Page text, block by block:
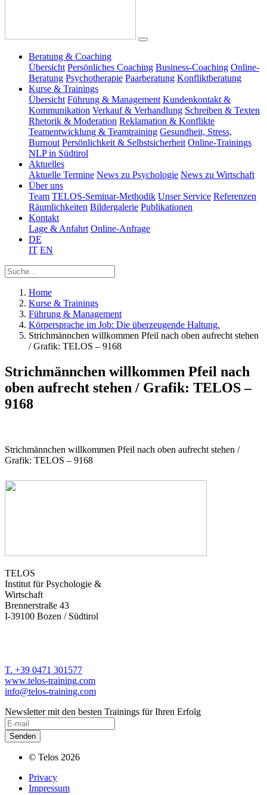
Beratung & Coaching
Übersicht Persönliches Coaching Business-Coaching Online-
Beratung Psychotherapie Paarberatung Konfliktberatung
Kurse & Trainings
Übersicht Führung & Management Kundenkontakt &
Kommunikation Verkauf & Verhandlung Schreiben & Texten
Rhetorik & Moderation Reklamation & Konflikte
Teamentwicklung & Teamtraining Gesundheit, Stress,
Burnout Persönlichkeit & Selbstsicherheit Online-Trainings
NLP in Südtirol
Aktuelles
Aktuelle Termine News zu Psychologie News zu Wirtschaft
Über uns
Team TELOS-Seminar-Methodik Unser Service Referenzen
Räumlichkeiten Bildergalerie Publikationen
Kontakt
Lage & Anfahrt Online-Anfrage
DE
IT EN
Home
Kurse & Trainings
Führung & Management
Körpersprache im Job: Die überzeugende Haltung.
Strichmännchen willkommen Pfeil nach oben aufrecht stehen
/ Grafik: TELOS – 9168
Strichmännchen willkommen Pfeil nach
oben aufrecht stehen / Grafik: TELOS –
9168
Strichmännchen willkommen Pfeil nach oben aufrecht stehen /
Grafik: TELOS – 9168
TELOS
Institut für Psychologie &
Wirtschaft
Brennerstraße 43
I-39100 Bozen / Südtirol
T. +39 0471 301577
www.telos-training.com
info@telos-training.com
Newsletter mit den besten Trainings für Ihren Erfolg
© Telos 2026
Privacy
Impressum